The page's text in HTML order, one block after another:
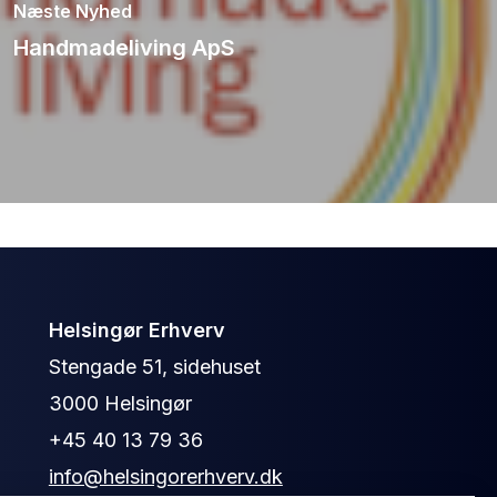
Næste Nyhed
Handmadeliving ApS
Helsingør Erhverv
Stengade 51, sidehuset
3000 Helsingør
+45 40 13 79 36
info@helsingorerhverv.dk